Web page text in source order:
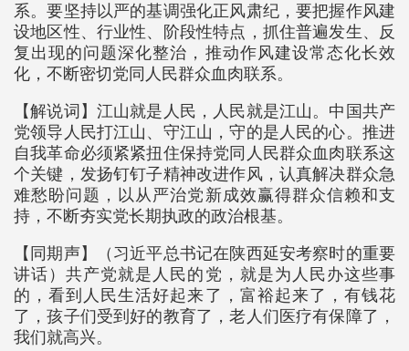
系。要坚持以严的基调强化正风肃纪，要把握作风建
设地区性、行业性、阶段性特点，抓住普遍发生、反
复出现的问题深化整治，推动作风建设常态化长效
化，不断密切党同人民群众血肉联系。
【解说词】江山就是人民，人民就是江山。中国共产
党领导人民打江山、守江山，守的是人民的心。推进
自我革命必须紧紧扭住保持党同人民群众血肉联系这
个关键，发扬钉钉子精神改进作风，认真解决群众急
难愁盼问题，以从严治党新成效赢得群众信赖和支
持，不断夯实党长期执政的政治根基。
【同期声】（习近平总书记在陕西延安考察时的重要
讲话）共产党就是人民的党，就是为人民办这些事
的，看到人民生活好起来了，富裕起来了，有钱花
了，孩子们受到好的教育了，老人们医疗有保障了，
我们就高兴。